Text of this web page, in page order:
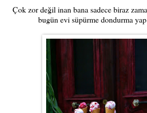
Çok zor değil inan bana sadece biraz
bugün evi süpürme dondurma